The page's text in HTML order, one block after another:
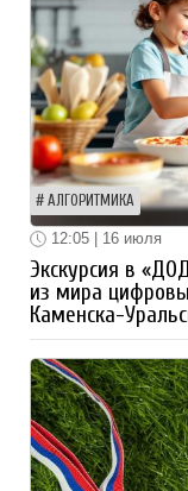
АЛГОРИТМИКА
12:05 | 16 июля
Экскурсия в
из мира
Каменска-